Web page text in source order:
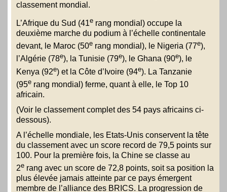
classement mondial.
L’Afrique du Sud (41e rang mondial) occupe la
deuxième marche du podium à l’échelle continentale
devant, le Maroc (50e rang mondial), le Nigeria (77e),
l’Algérie (78e), la Tunisie (79e), le Ghana (90e), le
Kenya (92e) et la Côte d’Ivoire (94e). La Tanzanie
(95e rang mondial) ferme, quant à elle, le Top 10
africain.
(Voir le classement complet des 54 pays africains ci-
dessous).
A l’échelle mondiale, les Etats-Unis conservent la tête
du classement avec un score record de 79,5 points sur
100. Pour la première fois, la Chine se classe au
2e rang avec un score de 72,8 points, soit sa position la
plus élevée jamais atteinte par ce pays émergent
membre de l’alliance des BRICS. La progression de